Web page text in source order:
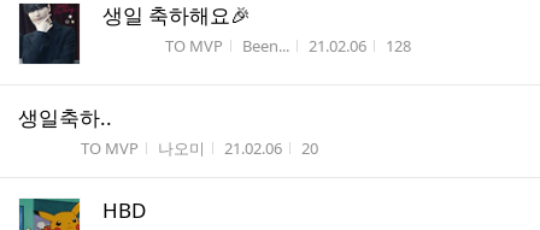
생일 축하해요🎉
TO MVP 작성자
Been... 작성시간
21.02.06 조회수
128
생일축하..
TO MVP 작성자
나오미 작성시간
21.02.06 조회수
20
HBD